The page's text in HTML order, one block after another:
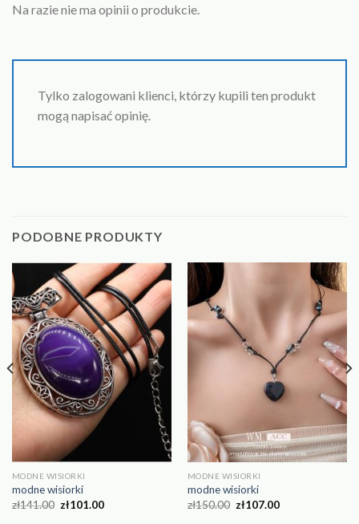
Na razie nie ma opinii o produkcie.
Tylko zalogowani klienci, którzy kupili ten produkt
mogą napisać opinię.
PODOBNE PRODUKTY
MODNE WISIORKI
modne wisiorki
zł141.00 zł101.00
MODNE WISIORKI
modne wisiorki
zł150.00 zł107.00